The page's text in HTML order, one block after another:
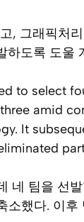
, 그래픽처
하도록 도울
to select
amid
It
네 팀을 선
소했다. 이